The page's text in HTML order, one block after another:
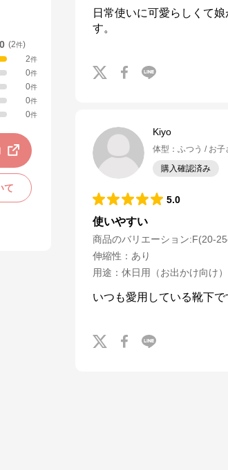
(2件)
2件
0件
0件
0件
0件
て
日常使いに可愛らしくて
す。
Kiyo
体型 ： ふつう お子
購入確認済み
5.0
使いやすい
商品のバリエーション:F(20-
伸縮性 ： あり
用途 ： 休日用（お出かけ向け）
いつも愛用している靴下で